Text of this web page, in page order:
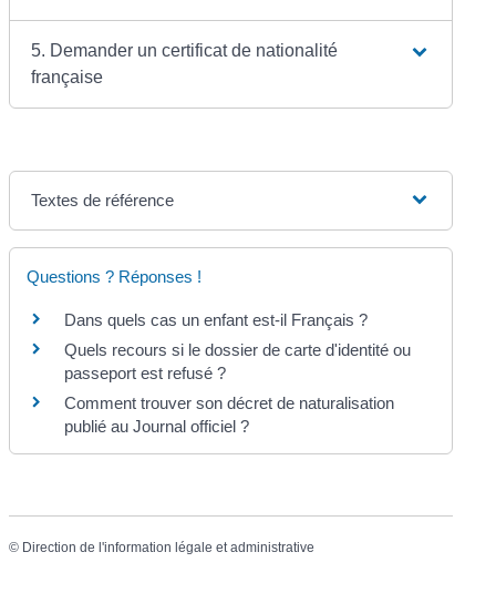
5. Demander un certificat de nationalité
française
Textes de référence
Questions ? Réponses !
Dans quels cas un enfant est-il Français ?
Quels recours si le dossier de carte d'identité ou
passeport est refusé ?
Comment trouver son décret de naturalisation
publié au Journal officiel ?
© Direction de l'information légale et administrative